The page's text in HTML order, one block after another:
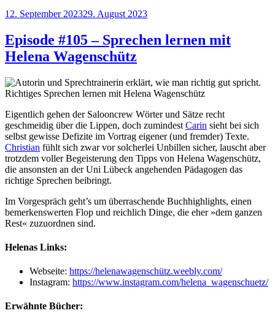
Veröffentlicht
12. September 202329. August 2023
Episode #105 – Sprechen lernen mit
Helena Wagenschütz
Richtiges Sprechen lernen mit Helena Wagenschütz
Eigentlich gehen der Salooncrew Wörter und Sätze recht
geschmeidig über die Lippen, doch zumindest Carin sieht bei sich
selbst gewisse Defizite im Vortrag eigener (und fremder) Texte.
Christian fühlt sich zwar vor solcherlei Unbillen sicher, lauscht aber
trotzdem voller Begeisterung den Tipps von Helena Wagenschütz,
die ansonsten an der Uni Lübeck angehenden Pädagogen das
richtige Sprechen beibringt.
Im Vorgespräch geht’s um überraschende Buchhighlights, einen
bemerkenswerten Flop und reichlich Dinge, die eher »dem ganzen
Rest« zuzuordnen sind.
Helenas Links:
Webseite: https://helenawagenschütz.weebly.com/
Instagram: https://www.instagram.com/helena_wagenschuetz/
Erwähnte Bücher: